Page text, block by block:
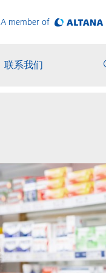
A member of
联系我们